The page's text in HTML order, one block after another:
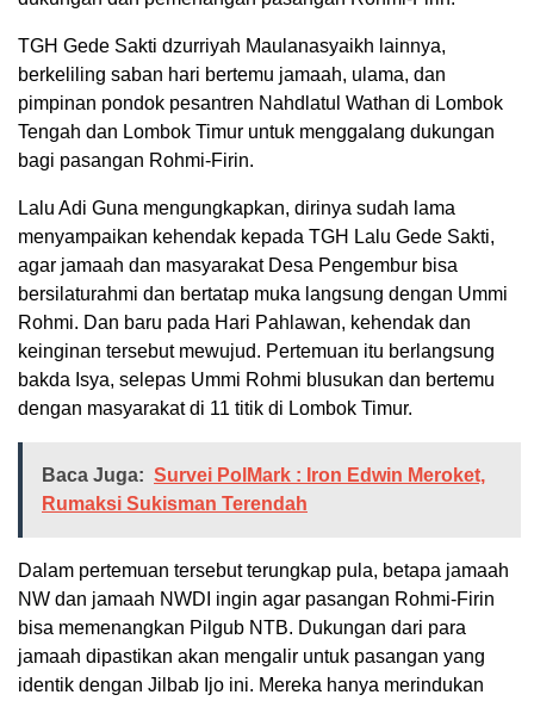
TGH Gede Sakti dzurriyah Maulanasyaikh lainnya,
berkeliling saban hari bertemu jamaah, ulama, dan
pimpinan pondok pesantren Nahdlatul Wathan di Lombok
Tengah dan Lombok Timur untuk menggalang dukungan
bagi pasangan Rohmi-Firin.
Lalu Adi Guna mengungkapkan, dirinya sudah lama
menyampaikan kehendak kepada TGH Lalu Gede Sakti,
agar jamaah dan masyarakat Desa Pengembur bisa
bersilaturahmi dan bertatap muka langsung dengan Ummi
Rohmi. Dan baru pada Hari Pahlawan, kehendak dan
keinginan tersebut mewujud. Pertemuan itu berlangsung
bakda Isya, selepas Ummi Rohmi blusukan dan bertemu
dengan masyarakat di 11 titik di Lombok Timur.
Baca Juga: Survei PolMark : Iron Edwin Meroket,
Rumaksi Sukisman Terendah
Dalam pertemuan tersebut terungkap pula, betapa jamaah
NW dan jamaah NWDI ingin agar pasangan Rohmi-Firin
bisa memenangkan Pilgub NTB. Dukungan dari para
jamaah dipastikan akan mengalir untuk pasangan yang
identik dengan Jilbab Ijo ini. Mereka hanya merindukan